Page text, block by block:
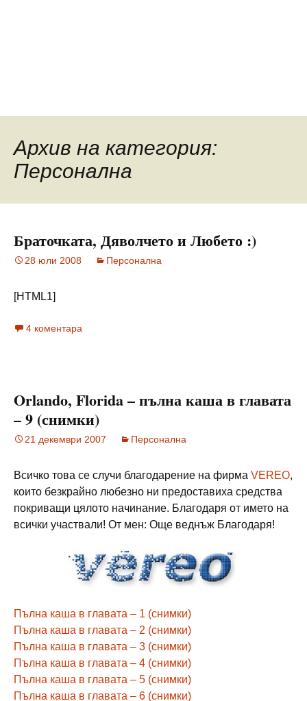
Архив на категория:
Персонална
Браточката, Дяволчето и Любето :)
28 юли 2008 Персонална
[HTML1]
4 коментара
Orlando, Florida – пълна каша в главата
– 9 (снимки)
21 декември 2007 Персонална
Всичко това се случи благодарение на фирма VEREO,
които безкрайно любезно ни предоставиха средства
покриващи цялото начинание. Благодаря от името на
всички участвали! От мен: Още веднъж Благодаря!
Пълна каша в главата – 1 (снимки)
Пълна каша в главата – 2 (снимки)
Пълна каша в главата – 3 (снимки)
Пълна каша в главата – 4 (снимки)
Пълна каша в главата – 5 (снимки)
Пълна каша в главата – 6 (снимки)